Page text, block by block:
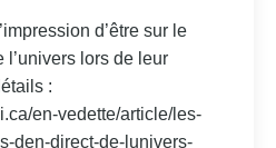
d’être sur le
l’univers lors de leur
:
en-vedette/article/les-
den-direct-de-lunivers-